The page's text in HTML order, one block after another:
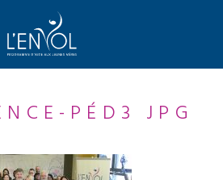
PÉD3 JPG